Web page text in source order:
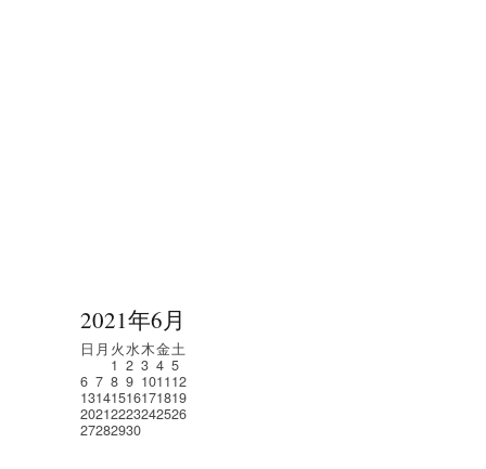
2021年6月
日 月 火 水木金土
1 2 3 4 5
6 7 8 9 101112
13141516171819
20212223242526
27282930